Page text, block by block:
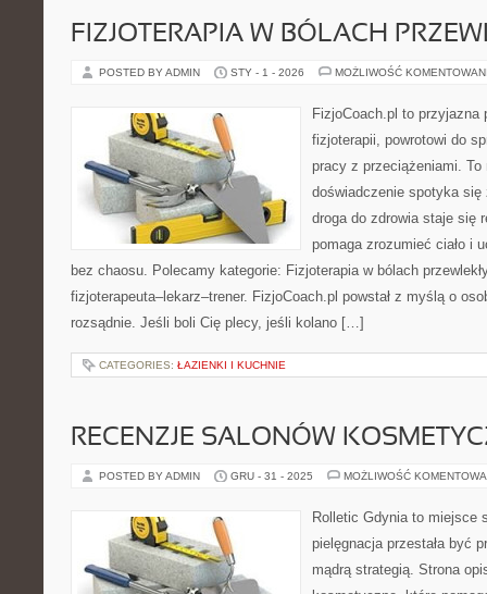
FIZJOTERAPIA W BÓLACH
POSTED BY ADMIN STY - 1 - 2026 MOŻLIWOŚĆ
FizjoCoach.pl to przyjazna
fizjoterapii, powrotowi do
pracy z przeciążeniami.
doświadczenie spotyka
droga do zdrowia staje się
pomaga zrozumieć ciało i
bez chaosu. Polecamy kategorie: Fizjoterapia w bólach
fizjoterapeuta–lekarz–trener. FizjoCoach.pl powstał z myślą o
rozsądnie. Jeśli boli Cię plecy, jeśli kolano […]
CATEGORIES: ŁAZIENKI I KUCHNIE
RECENZJE SALONÓW
POSTED BY ADMIN GRU - 31 - 2025 MOŻLIWOŚĆ
Rolletic Gdynia to miejsce
pielęgnacja przestała być
mądrą strategią. Strona